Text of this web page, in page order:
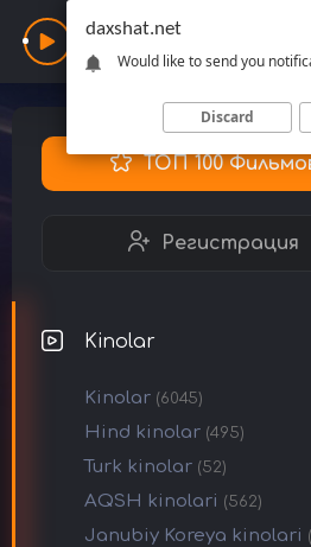
Daxshat
ТОП 100
Регистрация
Kinolar
Kinolar (6045)
Hind kinolar (495)
Turk kinolar (52)
AQSH kinolari (562)
Janubiy Koreya kinolari
daxshat.net
Would like to send you
Discard